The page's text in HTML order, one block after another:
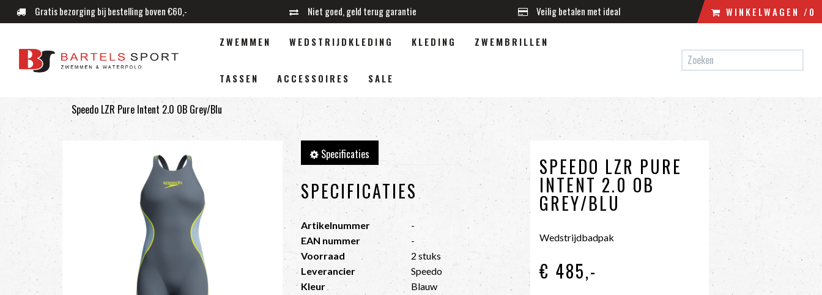
Gratis bezorging bij bestelling boven €60,- Niet goed, geld terug garantie Veilig betalen met ideal WINKELWAGEN /0
WINKELWAGEN
UW WINKELWAGEN IS LEEG.
VUL HEM MET PRODUCTEN.
ZWEMMEN WEDSTRIJDKLEDING KLEDING ZWEMBRILLEN
TASSEN ACCESSOIRES SALE
Speedo LZR Pure Intent 2.0 OB Grey/Blu
Specificaties
SPECIFICATIES
Artikelnummer
-
EAN nummer
-
Voorraad
2 stuks
Leverancier
Speedo
Kleur
Blauw
SPEEDO LZR PURE
INTENT 2.0 OB
GREY/BLU
Wedstrijdbadpak
€ 485,-